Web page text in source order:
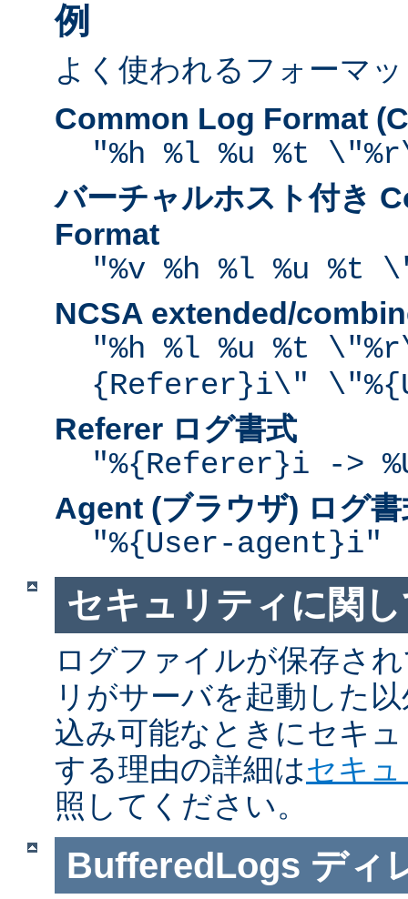
例
よく使われるフォーマ
Common Log Format
"%h %l %u %t
バーチャルホスト付き
Format
"%v %h %l %u %t
NCSA extended/
"%h %l %u %t
{Referer}i\"
Referer ログ書式
"%{Referer}i ->
Agent (ブラウザ) ログ書
"%{User-agent}i"
セキュリティに関
ログファイルが保存さ
リがサーバを起動した
込み可能なときにセキ
する理由の詳細はセキ
照してください。
BufferedLogs ディ